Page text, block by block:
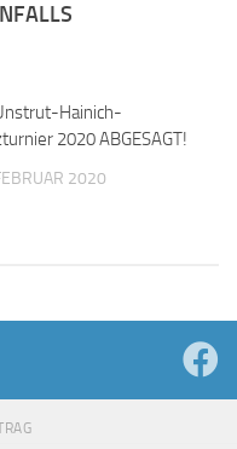
Hainich-
2020 ABGESAGT!
2020